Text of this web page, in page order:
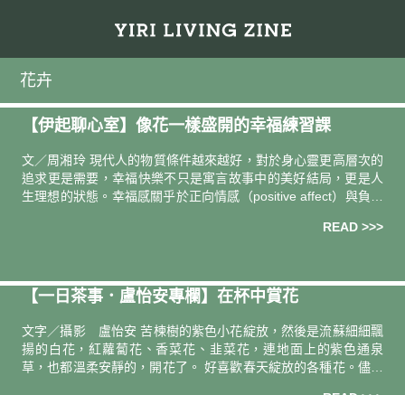
花卉
【伊起聊心室】像花⼀樣盛開的幸福練習課
文／周湘玲 現代人的物質條件越來越好，對於身心靈更高層次的
追求更是需要，幸福快樂不只是寓言故事中的美好結局，更是人
生理想的狀態。幸福感關乎於正向情感（positive affect）與負向
READ >>>
【一日茶事．盧怡安專欄】在杯中賞花
文字／攝影 盧怡安 苦楝樹的紫色小花綻放，然後是流蘇細細飄
揚的白花，紅蘿蔔花、香菜花、韭菜花，連地面上的紫色通泉
草，也都溫柔安靜的，開花了。 好喜歡春天綻放的各種花。儘管